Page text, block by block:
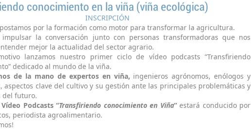
conocimiento en la viña (viña ecológica)
INSCRIPCIÓN
por la formación como motor para transformar la agricultura.
impulsar la conversación junto con personas transformadoras que nos
mejor la actualidad del sector agrario.
lanzamos nuestro primer ciclo de vídeo podcasts “Transfiriendo
dedicado al mundo de la viña.
de la mano de expertos en viña, ingenieros agrónomos, enólogos y
aspectos clave del cultivo y su gestión ante las principales problemáticas y
del futuro.
Podcasts “Transfiriendo conocimiento en Viña”estará conducido por
periodista agroalimentario.